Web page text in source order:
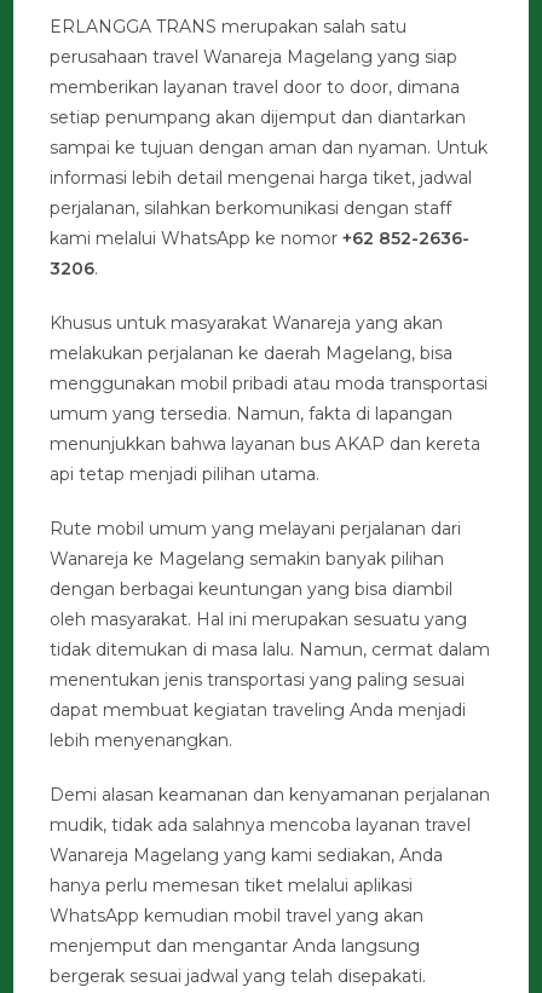
ERLANGGA TRANS merupakan salah satu
perusahaan travel Wanareja Magelang yang siap
memberikan layanan travel door to door, dimana
setiap penumpang akan dijemput dan diantarkan
sampai ke tujuan dengan aman dan nyaman. Untuk
informasi lebih detail mengenai harga tiket, jadwal
perjalanan, silahkan berkomunikasi dengan staff
kami melalui WhatsApp ke nomor+62 852-2636-
3206.
Khusus untuk masyarakat Wanareja yang akan
melakukan perjalanan ke daerah Magelang, bisa
menggunakan mobil pribadi atau moda transportasi
umum yang tersedia. Namun, fakta di lapangan
menunjukkan bahwa layanan bus AKAP dan kereta
api tetap menjadi pilihan utama.
Rute mobil umum yang melayani perjalanan dari
Wanareja ke Magelang semakin banyak pilihan
dengan berbagai keuntungan yang bisa diambil
oleh masyarakat. Hal ini merupakan sesuatu yang
tidak ditemukan di masa lalu. Namun, cermat dalam
menentukan jenis transportasi yang paling sesuai
dapat membuat kegiatan traveling Anda menjadi
lebih menyenangkan.
Demi alasan keamanan dan kenyamanan perjalanan
mudik, tidak ada salahnya mencoba layanan travel
Wanareja Magelang yang kami sediakan, Anda
hanya perlu memesan tiket melalui aplikasi
WhatsApp kemudian mobil travel yang akan
menjemput dan mengantar Anda langsung
bergerak sesuai jadwal yang telah disepakati.